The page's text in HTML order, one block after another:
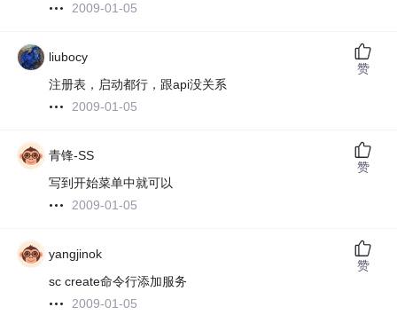
2009-01-05
liubocy
注册表，启动都行，跟api没关系
2009-01-05
赞
青锋-SS
写到开始菜单中就可以
2009-01-05
赞
yangjinok
sc create命令行添加服务
2009-01-05
赞